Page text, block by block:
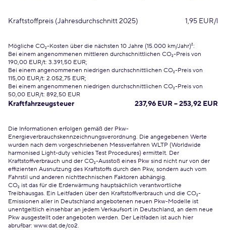
Kraftstoffpreis (Jahresdurchschnitt 2025) 1,95 EUR/l
Mögliche CO₂-Kosten über die nächsten 10 Jahre (15.000 km/Jahr)²:
Bei einem angenommenen mittleren durchschnittlichen CO₂-Preis von
190,00 EUR/t: 3.391,50 EUR;
Bei einem angenommenen niedrigen durchschnittlichen CO₂-Preis von
115,00 EUR/t: 2.052,75 EUR;
Bei einem angenommenen niedrigen durchschnittlichen CO₂-Preis von
50,00 EUR/t: 892,50 EUR
Kraftfahrzeugsteuer 237,96 EUR – 253,92 EUR
Die Informationen erfolgen gemäß der Pkw-
Energieverbrauchskennzeichnungsverordnung. Die angegebenen Werte
wurden nach dem vorgeschriebenen Messverfahren WLTP (Worldwide
harmonised Light-duty vehicles Test Procedures) ermittelt. Der
Kraftstoffverbrauch und der CO₂-Ausstoß eines Pkw sind nicht nur von der
effizienten Ausnutzung des Kraftstoffs durch den Pkw, sondern auch vom
Fahrstil und anderen nichttechnischen Faktoren abhängig.
CO₂ ist das für die Erderwärmung hauptsächlich verantwortliche
Treibhausgas. Ein Leitfaden über den Kraftstoffverbrauch und die CO₂-
Emissionen aller in Deutschland angebotenen neuen Pkw-Modelle ist
unentgeltlich einsehbar an jedem Verkaufsort in Deutschland, an dem neue
Pkw ausgestellt oder angeboten werden. Der Leitfaden ist auch hier
abrufbar: www.dat.de/co2.